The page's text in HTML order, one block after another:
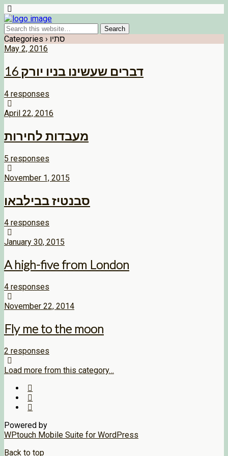
Categories › סתיו
May 2, 2016
16 דברים שעשינו בניו יורק
4 responses
April 22, 2016
מעבדות לחירות
5 responses
November 1, 2015
סבנטיז בבילבאו
4 responses
January 30, 2015
A high-five from London
4 responses
November 22, 2014
Fly me to the moon
2 responses
Load more from this category…
Powered by
WPtouch Mobile Suite for WordPress
Back to top